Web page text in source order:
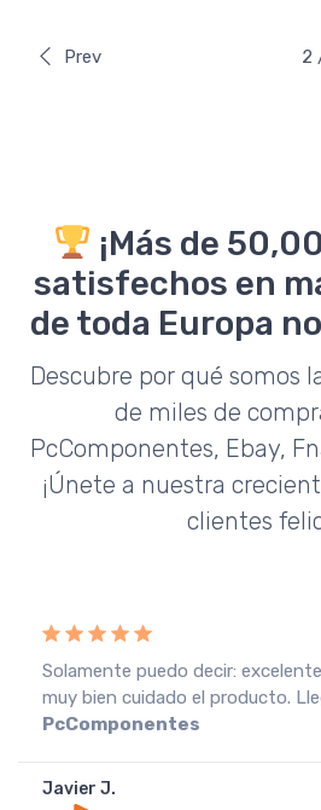
Prev 2
¡Más de
satisfechos en
de toda Europa
Descubre por qué somos
de miles de
PcComponentes, Ebay,
¡Únete a nuestra
clientes
Solamente puedo decir:
muy bien cuidado el producto.
PcComponentes
Javier J.